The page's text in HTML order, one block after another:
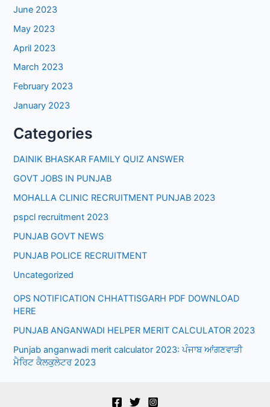
June 2023
May 2023
April 2023
March 2023
February 2023
January 2023
Categories
DAINIK BHASKAR FAMILY QUIZ ANSWER
GOVT JOBS IN PUNJAB
MOHALLA CLINIC RECRUITMENT PUNJAB 2023
pspcl recruitment 2023
PUNJAB GOVT NEWS
PUNJAB POLICE RECRUITMENT
Uncategorized
OPS NOTIFICATION CHHATTISGARH PDF DOWNLOAD
HERE
PUNJAB ANGANWADI HELPER MERIT CALCULATOR 2023
Punjab anganwadi merit calculator 2023: ਪੰਜਾਬ ਆਂਗਣਵਾੜੀ
ਮੈਰਿਟ ਕੈਲਕੁਲੇਟਰ 2023